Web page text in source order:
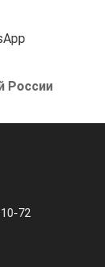
России
72